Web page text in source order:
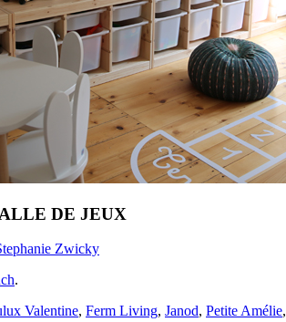
DE JEUX
Zwicky
.
Valentine, Ferm Living, Janod, Petite Amélie,